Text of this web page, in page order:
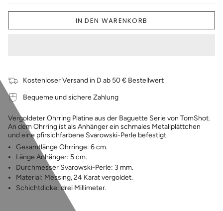
IN DEN WARENKORB
Kostenloser Versand in D ab 50 € Bestellwert
Bequeme und sichere Zahlung
Vergoldeter Ohrring Platine aus der Baguette Serie von TomShot.
An dem Ohrring ist als Anhänger ein schmales Metallplättchen
und eine pfirsichfarbene Svarowski-Perle befestigt.
Gesamtlänge Ohrringe: 6 cm.
Länge Anhänger: 5 cm.
Durchmesser Svarowski-Perle: 3 mm.
Material: Messing, 24 Karat vergoldet.
Schichtdicke: drei Millimeter.